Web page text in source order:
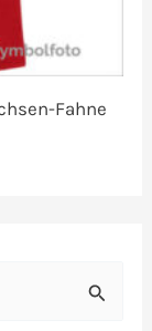
Fahne